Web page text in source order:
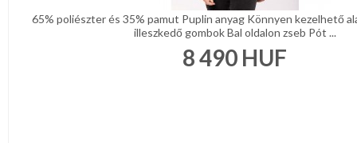
65% poliészter és 35% pamut Puplin anyag Könnyen kezelhető
illeszkedő gombok Bal oldalon zseb Pót ...
8 490 HUF